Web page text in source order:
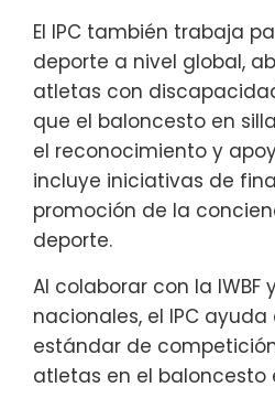
El IPC también trabaja
deporte a nivel global,
atletas con
que el baloncesto en
el reconocimiento y
incluye iniciativas de
promoción de la
deporte.
Al colaborar con la IWBF
nacionales, el IPC
estándar de
atletas en el baloncesto